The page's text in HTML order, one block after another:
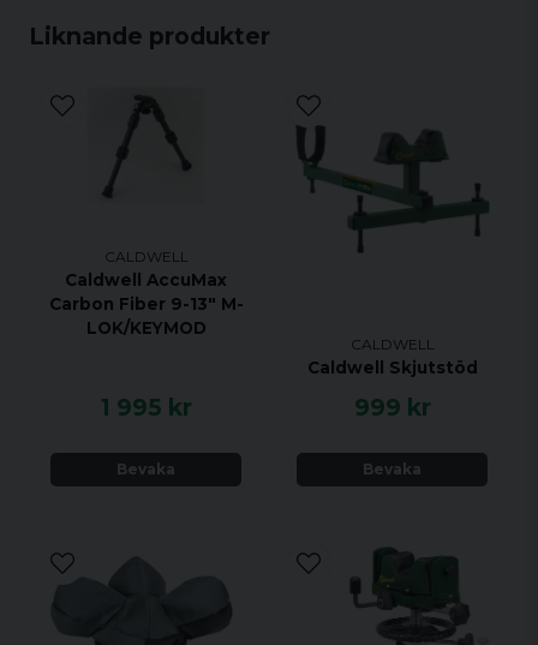
Liknande produkter
CALDWELL
Caldwell AccuMax
Carbon Fiber 9-13" M-
LOK/KEYMOD
1 995 kr
Bevaka
CALDWELL
Caldwell Skjutstöd
999 kr
Bevaka